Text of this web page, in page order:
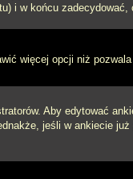
i w końcu
więcej opcji niż
Aby edytować
jeśli w ankiecie